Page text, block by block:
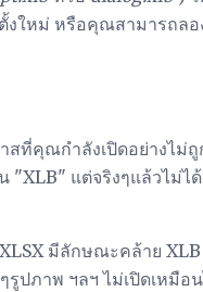
งใหม่ หรือคุณสามารถลอ
ที่คุณกำลังเปิดอย่างไม่
แต่จริงๆแล้วไม่ไ
มีลักษณะคล้าย
ปภาพ ฯลฯ ไม่เปิดเหมือ